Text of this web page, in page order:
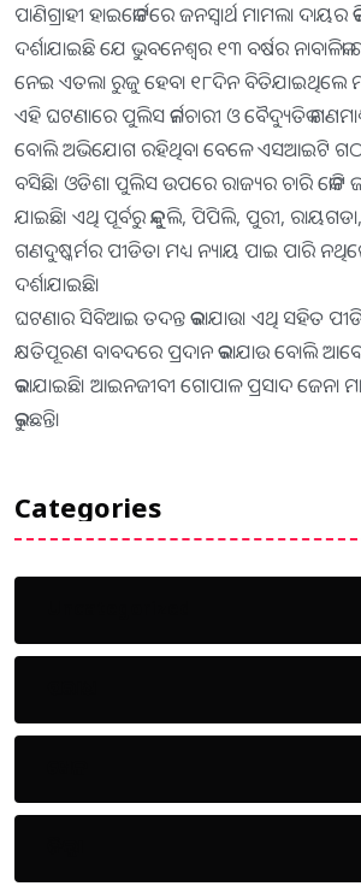
ପାଣିଗ୍ରାହୀ ହାଇକୋର୍ଟରେ ଜନସ୍ବାର୍ଥ ମାମଲା
ଦର୍ଶାଯାଇଛି ଯେ ଭୁବନେଶ୍ବର ୧୩ ବର୍ଷର ନାବାଳିକା
ନେଇ ଏତଲା ରୁଜୁ ହେବା ୧୮ଦିନ ବିତିଯାଇଥିଲେ
ଏହି ଘଟଣାରେ ପୁଲିସ କର୍ମଚାରୀ ଓ ବୈଦ୍ୟୁତିକ
ବୋଲି ଅଭିଯୋଗ ରହିଥିବା ବେଳେ ଏସଆଇଟି
ବସିଛି। ଓଡିଶା ପୁଲିସ ଉପରେ ରାଜ୍ୟର ଚାରି କୋଟି
ଯାଇଛି। ଏଥି ପୂର୍ବରୁ କୁନ୍ଦୁଲି, ପିପିଲି, ପୁରୀ,
ଗଣଦୁଷ୍କର୍ମର ପୀଡିତା ମଧ୍ୟ ନ୍ୟାୟ ପାଇ ପାରି
ଦର୍ଶାଯାଇଛି।
ଘଟଣାର ସିବିଆଇ ତଦନ୍ତ କରାଯାଉ। ଏଥି ସହିତ
କ୍ଷତିପୂରଣ ବାବଦରେ ପ୍ରଦାନ କରାଯାଉ ବୋଲି
କରାଯାଇଛି। ଆଇନଜୀବୀ ଗୋପାଳ ପ୍ରସାଦ ଜେନା
କରୁଛନ୍ତି।
Categories